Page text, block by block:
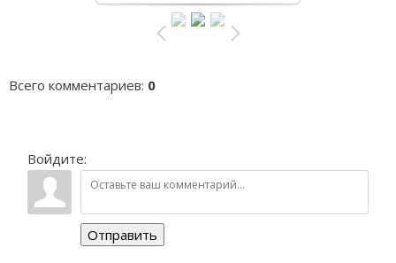
Всего комментариев: 0
Войдите:
Отправить